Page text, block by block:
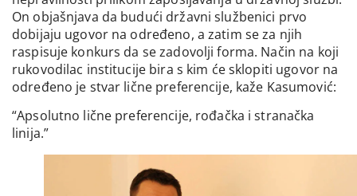
On objašnjava da budući državni službenici prvo
dobijaju ugovor na određeno, a zatim se za njih
raspisuje konkurs da se zadovolji forma. Način na koji
rukovodilac institucije bira s kim će sklopiti ugovor na
određeno je stvar lične preferencije, kaže Kasumović:
“Apsolutno lične preferencije, rođačka i stranačka
linija.”